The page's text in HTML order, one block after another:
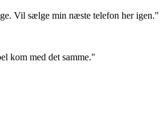
Vil sælge min næste telefon her igen."
kom med det samme."